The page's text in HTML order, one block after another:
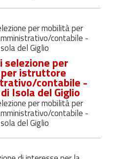
per mobilità per
contabile -
del Giglio
selezione per
istruttore
contabile -
Isola del Giglio
per mobilità per
contabile -
del Giglio